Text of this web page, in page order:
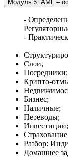
Модуль 6: AML –
-
-
Слои;
Посредники;
Крипто-
Бизнес;
Наличные;
Переводы;
Инвестиции;
Страхование.
Разбор:
Домашнее